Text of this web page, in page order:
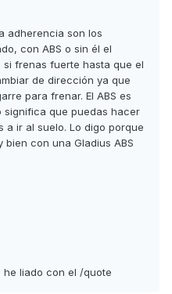
adherencia son los
con ABS o sin él el
frenas fuerte hasta que el
de dirección ya que
para frenar. El ABS es
significa que puedas hacer
a ir al suelo. Lo digo porque
con una Gladius ABS
he liado con el /quote